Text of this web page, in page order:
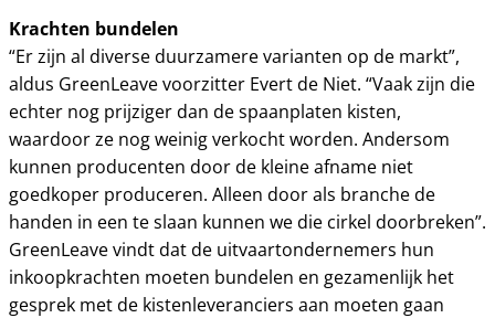
Krachten bundelen
“Er zijn al diverse duurzamere varianten op de markt”,
aldus GreenLeave voorzitter Evert de Niet. “Vaak zijn die
echter nog prijziger dan de spaanplaten kisten,
waardoor ze nog weinig verkocht worden. Andersom
kunnen producenten door de kleine afname niet
goedkoper produceren. Alleen door als branche de
handen in een te slaan kunnen we die cirkel doorbreken”.
GreenLeave vindt dat de uitvaartondernemers hun
inkoopkrachten moeten bundelen en gezamenlijk het
gesprek met de kistenleveranciers aan moeten gaan